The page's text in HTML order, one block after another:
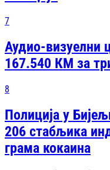
7
Аудио-визуелни
167.540 КМ за
8
Полиција у
206 стабљика
грама кокаина